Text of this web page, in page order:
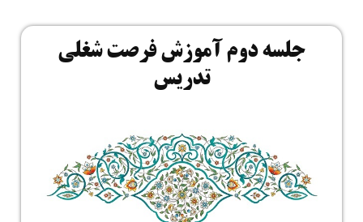
جلسه دوم آموزش فرصت شغلی
تدریس